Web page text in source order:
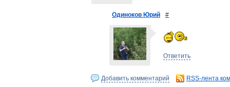
Одиноков Юрий #
Ответить
Добавить комментарий RSS-лента